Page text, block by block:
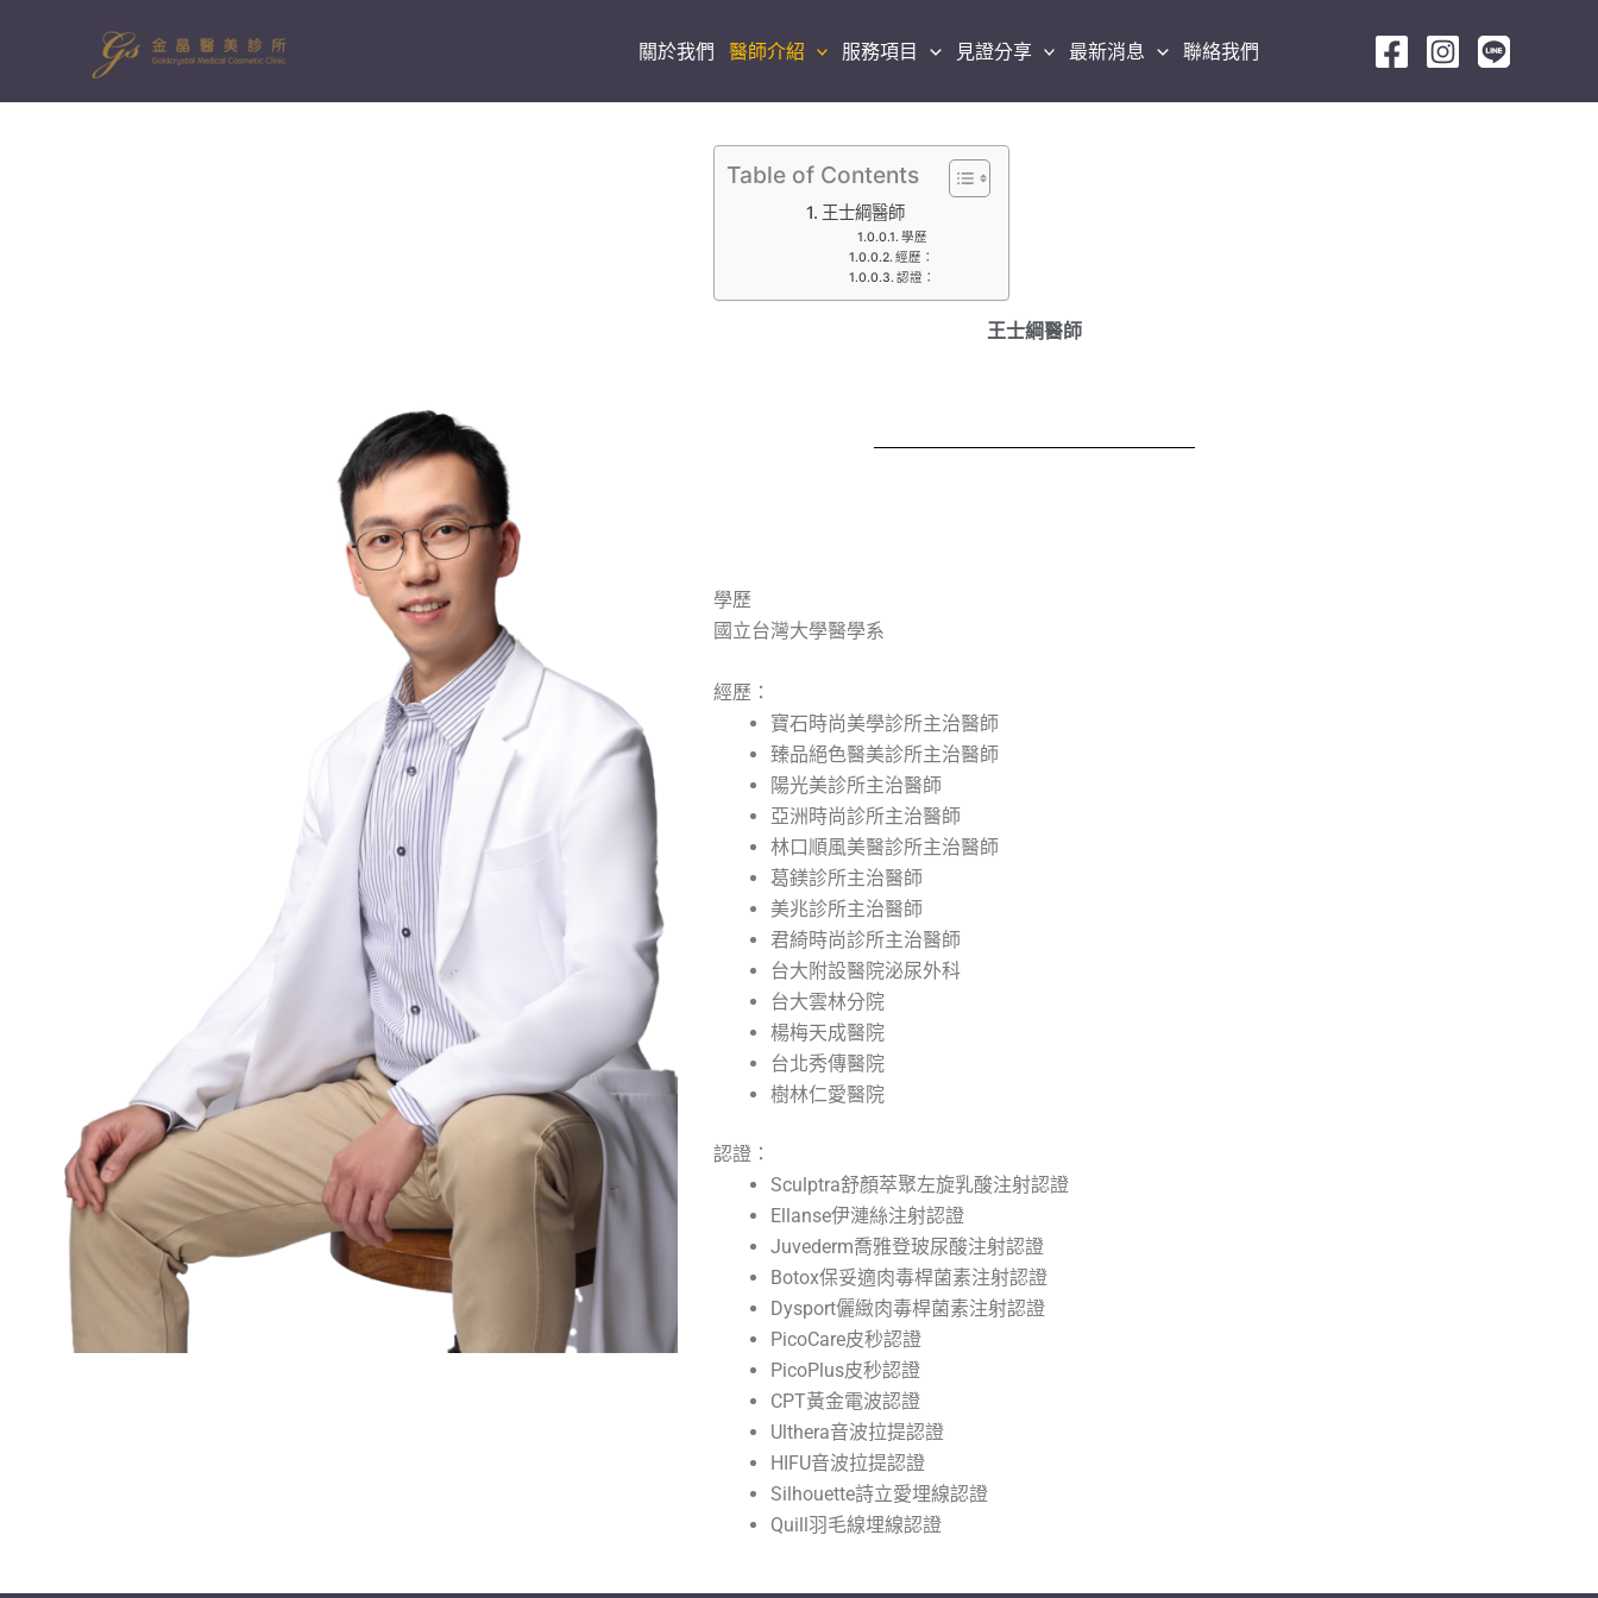
要
關於我們 醫師介紹 服務項目 見證分享 最新消息 聯絡我們
Table of Contents
王士綱醫師
學歷
經歷：
認證：
王士綱醫師
學歷
國立台灣大學醫學系
經歷：
寶石時尚美學診所主治醫師
臻品絕色醫美診所主治醫師
陽光美診所主治醫師
亞洲時尚診所主治醫師
林口順風美醫診所主治醫師
葛鎂診所主治醫師
美兆診所主治醫師
君綺時尚診所主治醫師
台大附設醫院泌尿外科
台大雲林分院
楊梅天成醫院
台北秀傳醫院
樹林仁愛醫院
認證：
Sculptra舒顏萃聚左旋乳酸注射認證
Ellanse伊漣絲注射認證
Juvederm喬雅登玻尿酸注射認證
Botox保妥適肉毒桿菌素注射認證
Dysport儷緻肉毒桿菌素注射認證
PicoCare皮秒認證
PicoPlus皮秒認證
CPT黃金電波認證
Ulthera音波拉提認證
HIFU音波拉提認證
Silhouette詩立愛埋線認證
Quill羽毛線埋線認證